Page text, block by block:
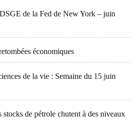
de la Fed de New York – juin
économiques
de la vie : Semaine du 15 juin
de pétrole chutent à des niveaux